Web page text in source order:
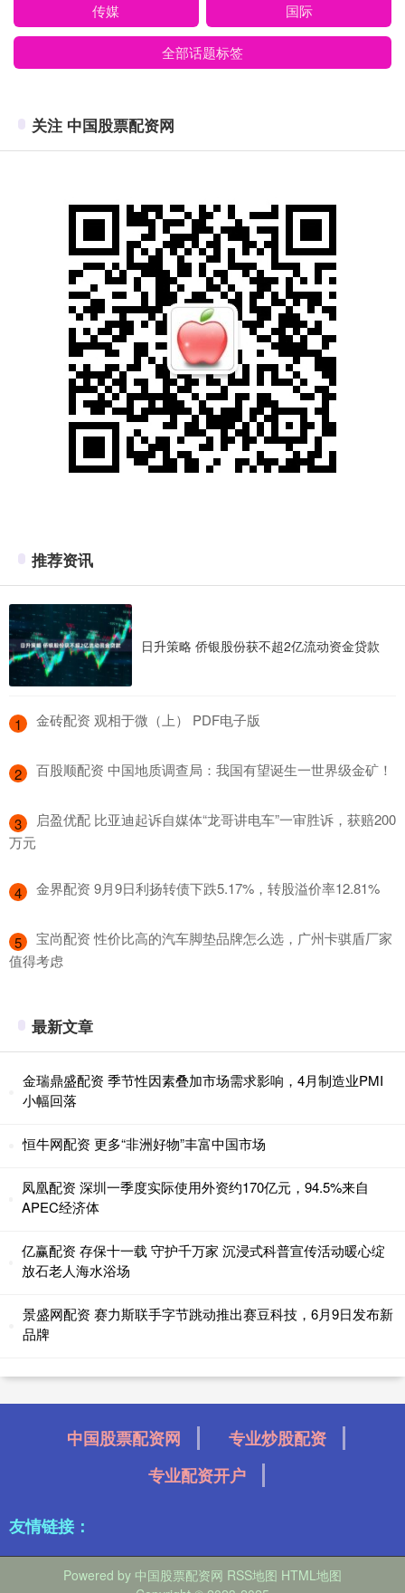
传媒 国际
全部话题标签
关注 中国股票配资网
推荐资讯
日升策略 侨银股份获不超2亿流动资金贷款
1 ​金砖配资 观相于微（上） PDF电子版
2 ​百股顺配资 中国地质调查局：我国有望诞生一世界级金矿！
3
​启盈优配 比亚迪起诉自媒体“龙哥讲电车”一审胜诉，获赔200
万元
4 ​金界配资 9月9日利扬转债下跌5.17%，转股溢价率12.81%
5
​宝尚配资 性价比高的汽车脚垫品牌怎么选，广州卡骐盾厂家
值得考虑
最新文章
金瑞鼎盛配资 季节性因素叠加市场需求影响，4月制造业PMI
小幅回落
恒牛网配资 更多“非洲好物”丰富中国市场
凤凰配资 深圳一季度实际使用外资约170亿元，94.5%来自
APEC经济体
亿赢配资 存保十一载 守护千万家 沉浸式科普宣传活动暖心绽
放石老人海水浴场
景盛网配资 赛力斯联手字节跳动推出赛豆科技，6月9日发布新
品牌
中国股票配资网
专业炒股配资
专业配资开户
友情链接：
Powered by 中国股票配资网 RSS地图 HTML地图